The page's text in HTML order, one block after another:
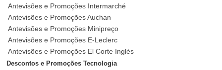
Antevisões e Promoções Intermarché
Antevisões e Promoções Auchan
Antevisões e Promoções Minipreço
Antevisões e Promoções E-Leclerc
Antevisões e Promoções El Corte Inglés
Descontos e Promoções Tecnologia